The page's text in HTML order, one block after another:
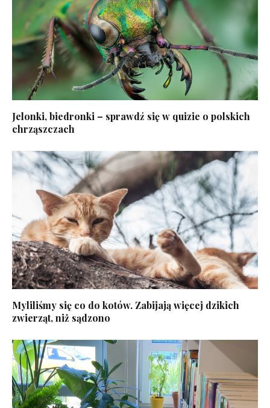
Jelonki, biedronki – sprawdź się w quizie o polskich
chrząszczach
Myliliśmy się co do kotów. Zabijają więcej dzikich
zwierząt, niż sądzono